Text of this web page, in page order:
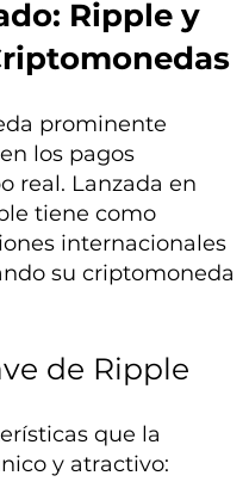
Ripple y
prominente
los pagos
real. Lanzada en
tiene como
internacionales
su criptomoneda
de Ripple
que la
y atractivo: